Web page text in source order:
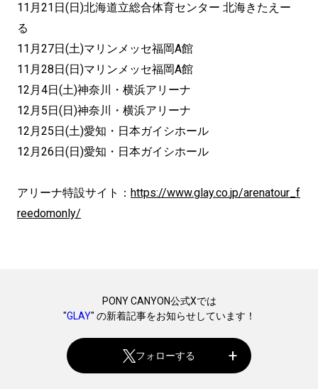
11月21日(日)北海道立総合体育センター 北海きたえー
る
11月27日(土)マリンメッセ福岡A館
11月28日(日)マリンメッセ福岡A館
12月4日(土)神奈川・横浜アリーナ
12月5日(日)神奈川・横浜アリーナ
12月25日(土)愛知・日本ガイシホール
12月26日(日)愛知・日本ガイシホール
アリーナ特設サイト： https://www.glay.co.jp/arenatour_f
reedomonly/
PONY CANYON公式Xでは
"GLAY" の新着記事をお知らせしています！
フォローする